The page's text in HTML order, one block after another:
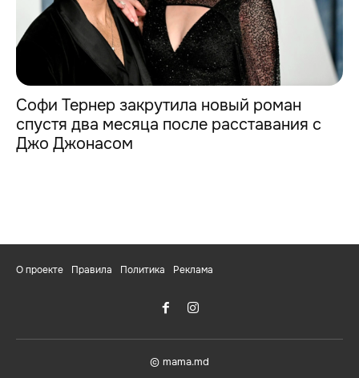
Софи Тернер закрутила новый роман
спустя два месяца после расставания с
Джо Джонасом
О проекте Правила Политика Реклама
© mama.md